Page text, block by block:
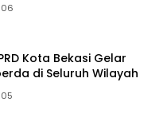
Kota Bekasi Gelar
di Seluruh Wilayah